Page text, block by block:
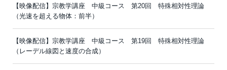
【映像配信】宗教学講座 中級コース 第20回 特殊相対性理論
（光速を超える物体：前半）
【映像配信】宗教学講座 中級コース 第19回 特殊相対性理論
（レーデル線図と速度の合成）